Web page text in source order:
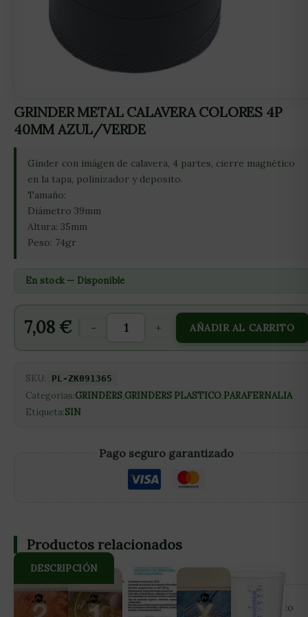
GRINDER METAL CALAVERA COLORES 4P
40MM AZUL/VERDE
Ginder con imágen de calavera, 4 partes, cierre magnético
en la tapa, polinizador y deposito.
Tamaño:
Diámetro 39mm
Altura: 35mm
Peso: 74gr
En stock — Disponible
7,08 € - + AÑADIR AL CARRITO
SKU: PL-ZK091365
Categorías:GRINDERS,GRINDERS PLASTICO,PARAFERNALIA
Etiqueta:SIN
Pago seguro garantizado
DESCRIPCIÓN
Ginder con imágen de calavera, 4 partes, cierre magnético
Productos relacionados